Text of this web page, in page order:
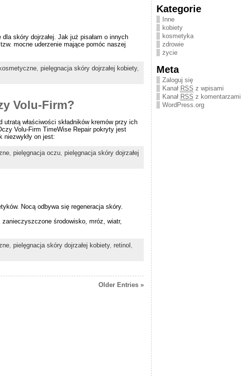
skóry dojrzałej. Jak już pisałam o innych
mocne uderzenie mające pomóc naszej
, pielęgnacja skóry dojrzałej kobiety,
Volu-Firm?
właściwości składników kremów przy ich
Volu-Firm TimeWise Repair pokryty jest
niezwykły on jest:
, pielęgnacja oczu, pielęgnacja skóry dojrzałej
Nocą odbywa się regeneracja skóry.
środowisko, mróz, wiatr,
, pielęgnacja skóry dojrzałej kobiety, retinol
Older Entries »
Kategorie
Inne
kobiety
kosmetyka
zdrowie
życie
Meta
Zaloguj się
Kanał RSS z wpisami
Kanał RSS z komentarzami
WordPress.org